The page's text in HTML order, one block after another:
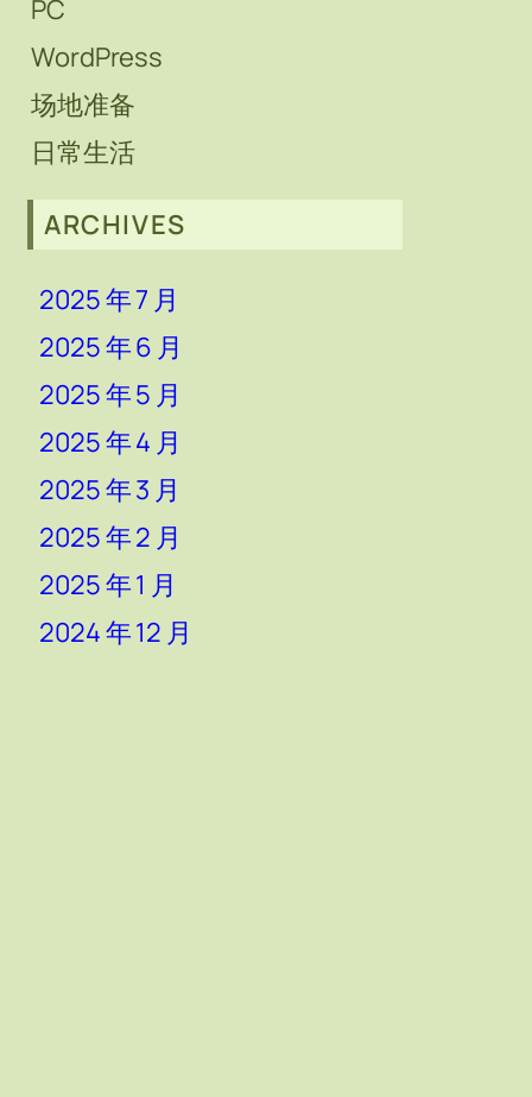
PC
WordPress
场地准备
日常生活
ARCHIVES
2025 年 7 月
2025 年 6 月
2025 年 5 月
2025 年 4 月
2025 年 3 月
2025 年 2 月
2025 年 1 月
2024 年 12 月